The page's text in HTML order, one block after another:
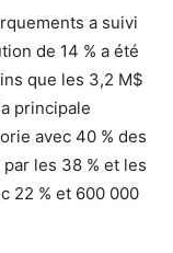
a suivi
de 14 % a été
que les 3,2 M$
principale
avec 40 % des
les 38 % et les
22 % et 600 000